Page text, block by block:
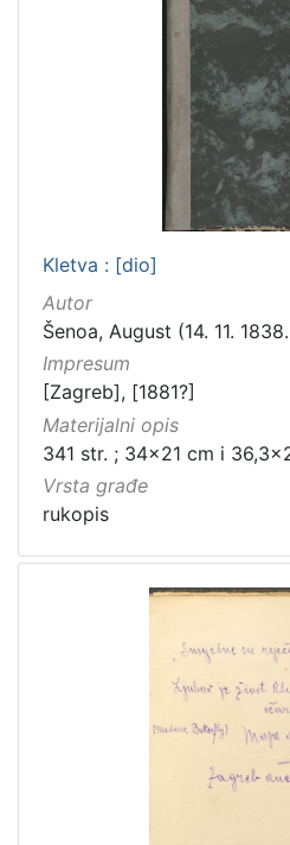
Kletva : [dio]
Autor
Šenoa, August (14. 11.
Impresum
[Zagreb], [1881?]
Materijalni opis
341 str. ; 34x21 cm i
Vrsta građe
rukopis